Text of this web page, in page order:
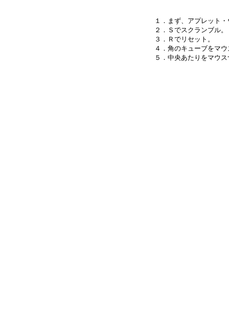
１．まず、アプレット
２．Ｓでスクランブル。
３．Ｒでリセット。
４．角のキューブをマ